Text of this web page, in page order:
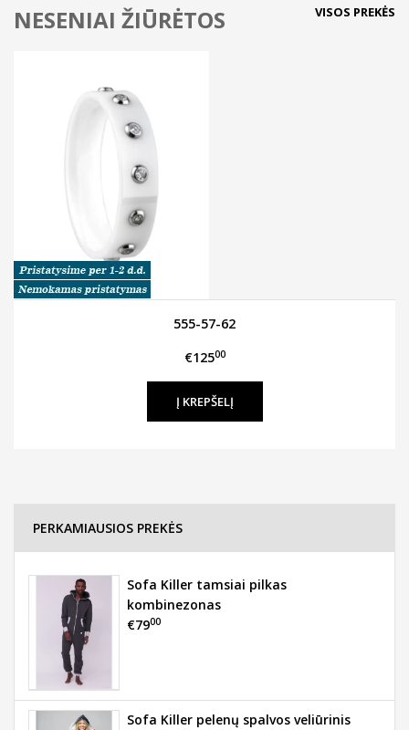
NESENIAI ŽIŪRĖTOS VISOS PREKĖS
555-57-62
€12500
PERKAMIAUSIOS PREKĖS
Sofa Killer tamsiai pilkas
kombinezonas
€7900
Sofa Killer pelenų spalvos veliūrinis